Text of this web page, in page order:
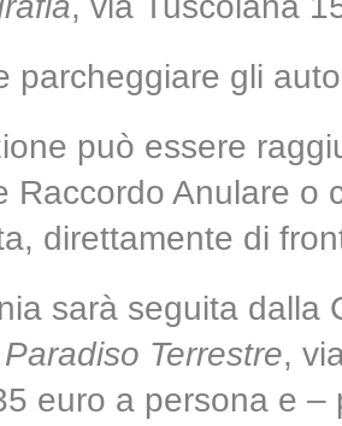
parcheggiare gli
può essere
Raccordo Anulare o
direttamente di
sarà seguita dalla
Terrestre,
euro a persona e